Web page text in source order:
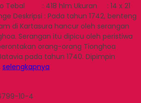
Tebal : 418 hlm Ukuran : 14 x 21
Deskripsi : Pada tahun 1742, benteng
di Kartasura hancur oleh serangan
Serangan itu dipicu oleh peristiwa
orang-orang Tionghoa
pada tahun 1740. Dipimpin
selengkapnya
10-4